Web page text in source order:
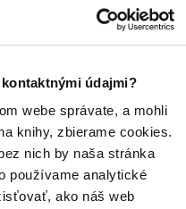
údajmi?
webe správate, a mohli
knihy, zbierame cookies.
nich by naša stránka
používame analytické
ako náš web